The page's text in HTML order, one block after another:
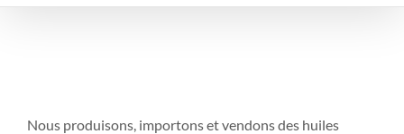
Nous produisons, importons et vendons des huiles